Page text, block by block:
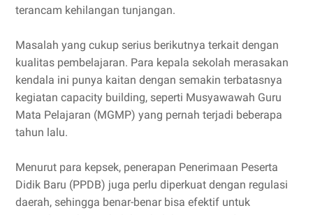
terancam kehilangan tunjangan.
Masalah yang cukup serius berikutnya terkait dengan
kualitas pembelajaran. Para kepala sekolah merasakan
kendala ini punya kaitan dengan semakin terbatasnya
kegiatan capacity building, seperti Musyawawah Guru
Mata Pelajaran (MGMP) yang pernah terjadi beberapa
tahun lalu.
Menurut para kepsek, penerapan Penerimaan Peserta
Didik Baru (PPDB) juga perlu diperkuat dengan regulasi
daerah, sehingga benar-benar bisa efektif untuk